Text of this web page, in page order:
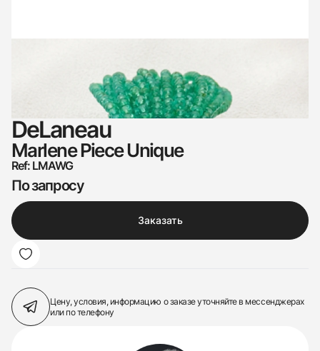
DeLaneau
Marlene Piece Unique
Ref: LMAWG
По запросу
Заказать
Цену, условия, информацию о заказеуточняйте в мессенджерах
или по телефону